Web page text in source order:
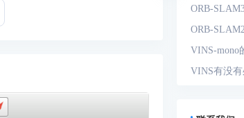
ORB-
ORB-
VINS-mono
VINS有没有
预积分中的